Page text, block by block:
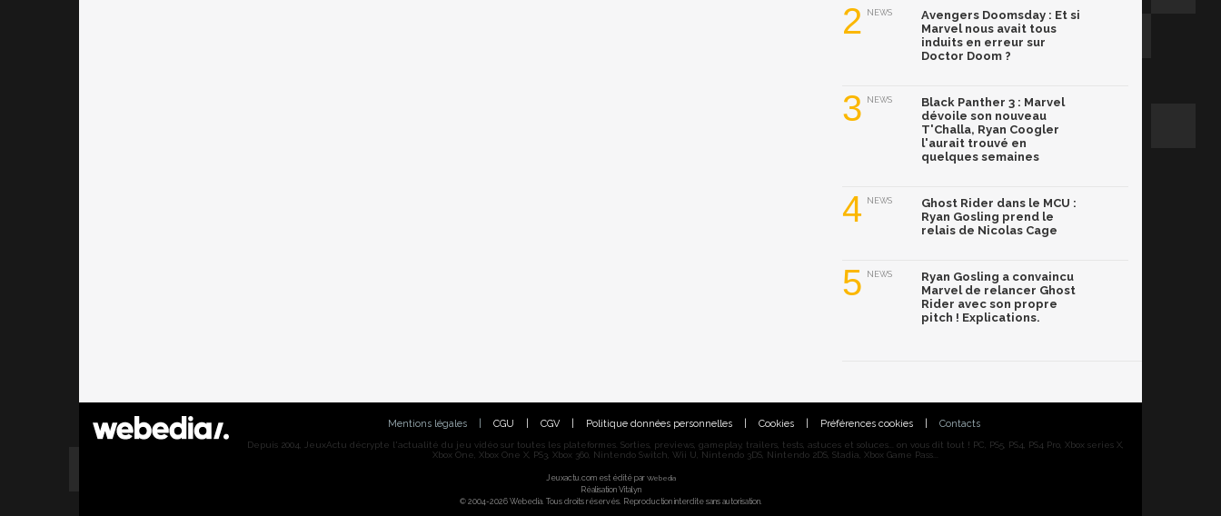
2 NEWS
Avengers Doomsday : Et si
Marvel nous avait tous
induits en erreur sur
Doctor Doom ?
3 NEWS
Black Panther 3 : Marvel
dévoile son nouveau
T'Challa, Ryan Coogler
l'aurait trouvé en
quelques semaines
4 NEWS
Ghost Rider dans le MCU :
Ryan Gosling prend le
relais de Nicolas Cage
5 NEWS
Ryan Gosling a convaincu
Marvel de relancer Ghost
Rider avec son propre
pitch ! Explications.
Mentions légales CGU CGV Politique données personnelles Cookies Préférences cookies Contacts
Depuis 2004, JeuxActu décrypte l'actualité du jeu vidéo sur toutes les plateformes. Sorties, previews, gameplay, trailers, tests, astuces et soluces... on vous dit tout ! PC, PS5, PS4, PS4 Pro, Xbox series X,
Xbox One, Xbox One X, PS3, Xbox 360, Nintendo Switch, Wii U, Nintendo 3DS, Nintendo 2DS, Stadia, Xbox Game Pass...
Jeuxactu.com est édité par Webedia
Réalisation Vitalyn
© 2004-2026 Webedia. Tous droits réservés. Reproduction interdite sans autorisation.